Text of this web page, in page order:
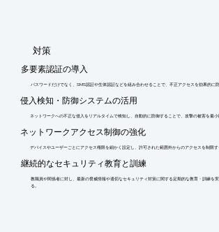
​対策
多要素認証の導入
パスワードだけでなく、SMS認証や生体認証などを組み合わせることで、不正アクセスを効果的に防
侵入検知・防御システムの活用
ネットワークへの不正な侵入をリアルタイムで検知し、自動的に防御することで、攻撃の被害を最小
ネットワークアクセス制御の強化
デバイスやユーザーごとにアクセス権限を細かく設定し、許可された範囲外からのアクセスを制限す
継続的なセキュリティ教育と訓練
教職員や関係者に対し、最新の脅威情報や適切なセキュリティ対策に関する定期的な教育・訓練を
る。